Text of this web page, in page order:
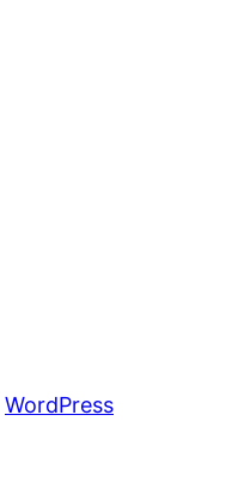
WordPress